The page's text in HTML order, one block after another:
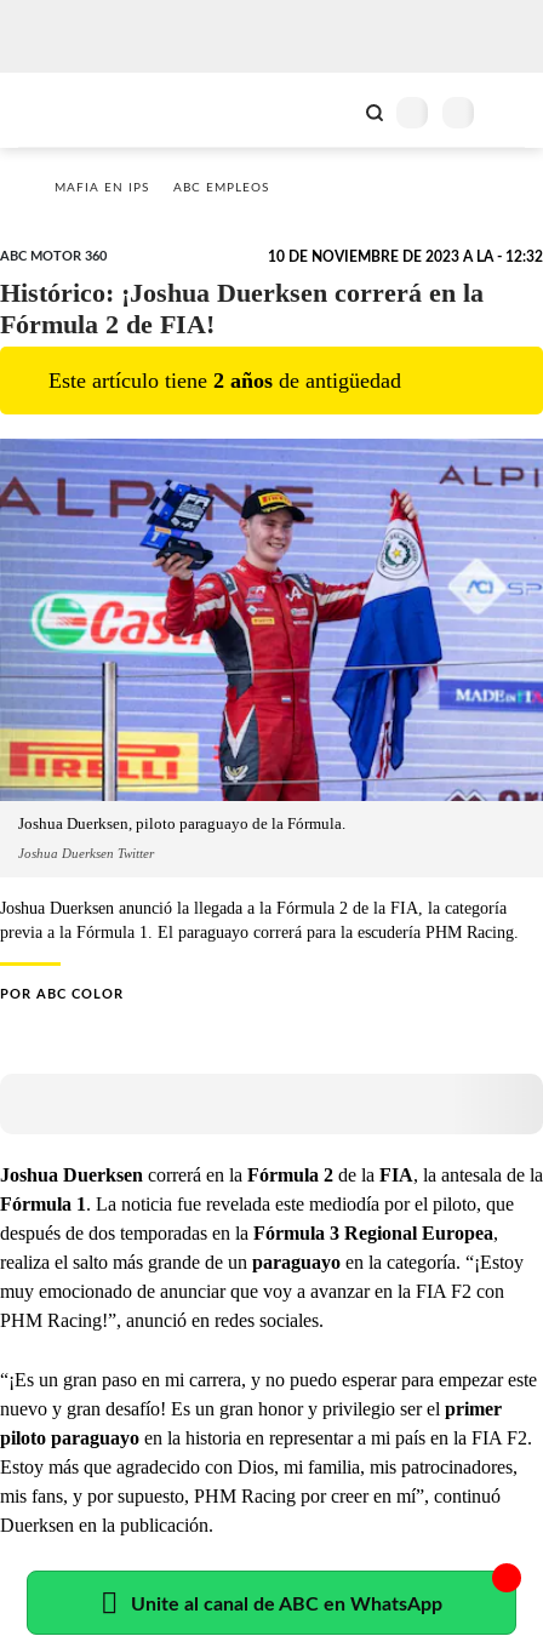
MAFIA EN IPS ABC EMPLEOS
ABC MOTOR 360 10 DE NOVIEMBRE DE 2023 A LA - 12:32
Histórico: ¡Joshua Duerksen correrá en la
Fórmula 2 de FIA!
Este artículo tiene 2 años de antigüedad
Joshua Duerksen, piloto paraguayo de la Fórmula.
Joshua Duerksen Twitter
Joshua Duerksen anunció la llegada a la Fórmula 2 de la FIA, la categoría
previa a la Fórmula 1. El paraguayo correrá para la escudería PHM Racing.
POR ABC COLOR
Joshua Duerksen correrá en la Fórmula 2 de la FIA, la antesala de la
Fórmula 1. La noticia fue revelada este mediodía por el piloto, que
después de dos temporadas en la Fórmula 3 Regional Europea,
realiza el salto más grande de un paraguayo en la categoría. “¡Estoy
muy emocionado de anunciar que voy a avanzar en la FIA F2 con
PHM Racing!”, anunció en redes sociales.
“¡Es un gran paso en mi carrera, y no puedo esperar para empezar este
nuevo y gran desafío! Es un gran honor y privilegio ser el primer
piloto paraguayo en la historia en representar a mi país en la FIA F2.
Estoy más que agradecido con Dios, mi familia, mis patrocinadores,
mis fans, y por supuesto, PHM Racing por creer en mí”, continuó
Duerksen en la publicación.
Unite al canal de ABC en WhatsApp